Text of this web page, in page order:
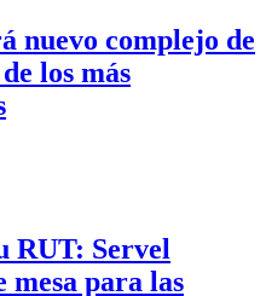
nuevo complejo de
los más
RUT: Servel
mesa para las